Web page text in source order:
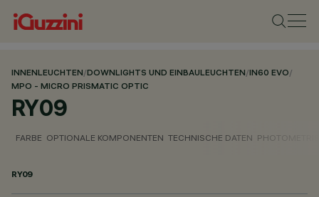
INNENLEUCHTEN/DOWNLIGHTS UND EINBAULEUCHTEN/IN60 EVO/
MPO - MICRO PRISMATIC OPTIC
RY09
FARBE OPTIONALE KOMPONENTEN TECHNISCHE DATEN
RY09